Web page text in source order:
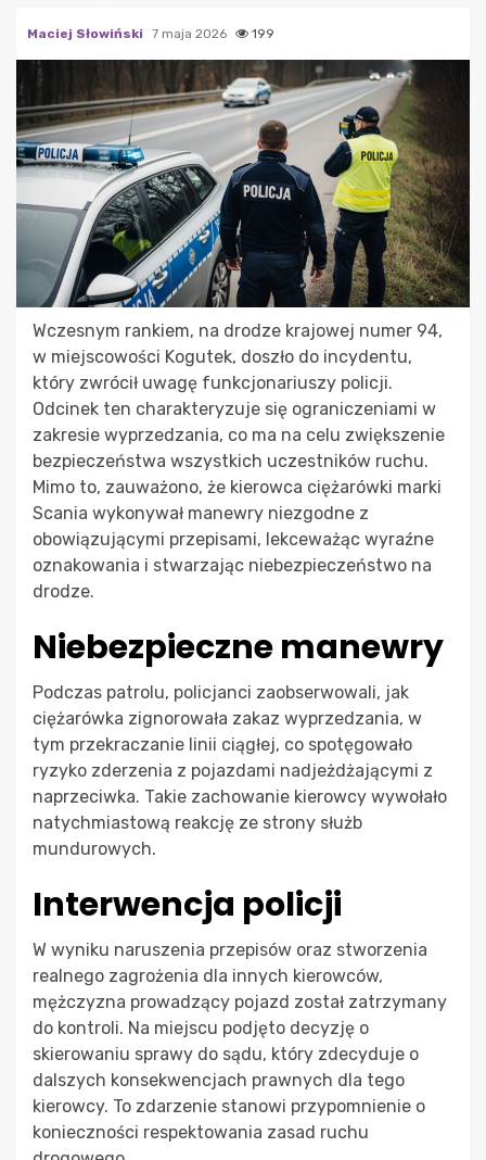
Maciej Słowiński 7 maja 2026 199
Wczesnym rankiem, na drodze krajowej numer 94,
w miejscowości Kogutek, doszło do incydentu,
który zwrócił uwagę funkcjonariuszy policji.
Odcinek ten charakteryzuje się ograniczeniami w
zakresie wyprzedzania, co ma na celu zwiększenie
bezpieczeństwa wszystkich uczestników ruchu.
Mimo to, zauważono, że kierowca ciężarówki marki
Scania wykonywał manewry niezgodne z
obowiązującymi przepisami, lekceważąc wyraźne
oznakowania i stwarzając niebezpieczeństwo na
drodze.
Niebezpieczne manewry
Podczas patrolu, policjanci zaobserwowali, jak
ciężarówka zignorowała zakaz wyprzedzania, w
tym przekraczanie linii ciągłej, co spotęgowało
ryzyko zderzenia z pojazdami nadjeżdżającymi z
naprzeciwka. Takie zachowanie kierowcy wywołało
natychmiastową reakcję ze strony służb
mundurowych.
Interwencja policji
W wyniku naruszenia przepisów oraz stworzenia
realnego zagrożenia dla innych kierowców,
mężczyzna prowadzący pojazd został zatrzymany
do kontroli. Na miejscu podjęto decyzję o
skierowaniu sprawy do sądu, który zdecyduje o
dalszych konsekwencjach prawnych dla tego
kierowcy. To zdarzenie stanowi przypomnienie o
konieczności respektowania zasad ruchu